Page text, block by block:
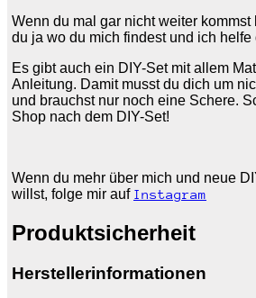
Wenn du mal gar nicht weiter
du ja wo du mich findest und ich helfe
Es gibt auch ein DIY-Set mit allem
Anleitung. Damit musst du dich um
und brauchst nur noch eine Schere.
Shop nach dem DIY-Set!
Wenn du mehr über mich und neue
willst, folge mir auf Instagram
Produktsicherheit
Herstellerinformationen